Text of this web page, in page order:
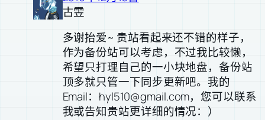
古雴
多谢抬爱~ 贵站看起来还不错的样子，
作为备份站可以考虑，不过我比较懒，
希望只打理自己的一小块地盘，备份站
顶多就只管一下同步更新吧。我的
Email：hyl510@gmail.com，您可以联系
我或告知贵站更详细的情况：）